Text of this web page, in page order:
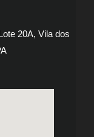
20A, Vila dos